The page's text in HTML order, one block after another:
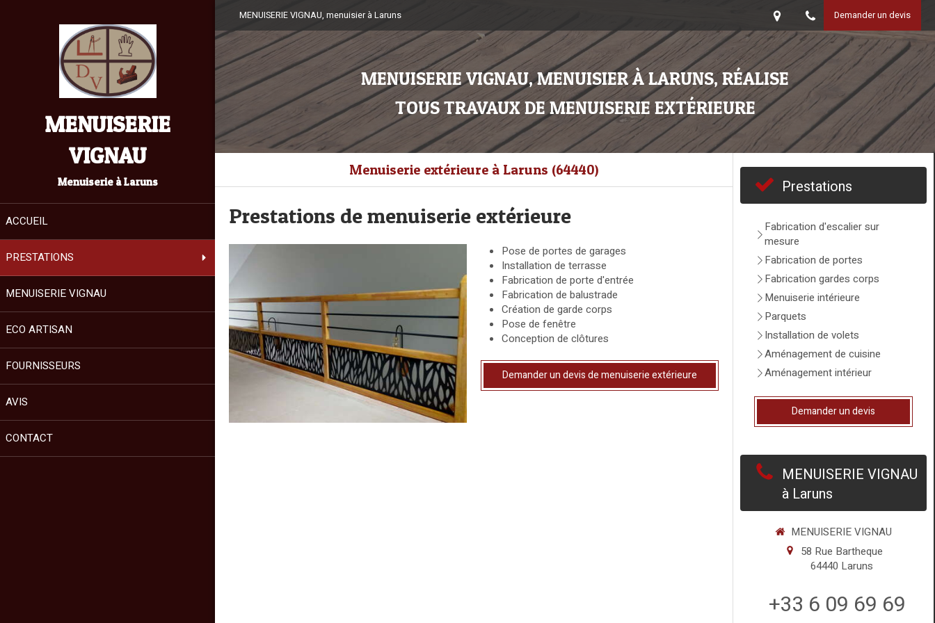
MENUISERIE
VIGNAU
Menuiserie à Laruns
ACCUEIL
PRESTATIONS
MENUISERIE VIGNAU
ECO ARTISAN
FOURNISSEURS
AVIS
CONTACT
MENUISERIE VIGNAU, menuisier à Laruns Demander un devis
MENUISERIE VIGNAU, MENUISIER À LARUNS, RÉALISE
TOUS TRAVAUX DE MENUISERIE EXTÉRIEURE
Menuiserie extérieure à Laruns (64440)
Prestations de menuiserie extérieure
Pose de portes de garages
Installation de terrasse
Fabrication de porte d'entrée
Fabrication de balustrade
Création de garde corps
Pose de fenêtre
Conception de clôtures
Demander un devis de menuiserie extérieure
Prestations
Fabrication d'escalier sur
mesure
Fabrication de portes
Fabrication gardes corps
Menuiserie intérieure
Parquets
Installation de volets
Aménagement de cuisine
Aménagement intérieur
Demander un devis
MENUISERIE VIGNAU
à Laruns
MENUISERIE VIGNAU
58 Rue Bartheque
64440 Laruns
+33 6 09 69 69